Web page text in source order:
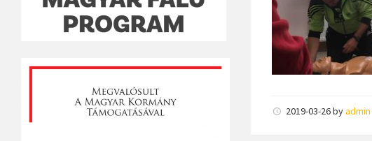
2019-03-26byadmin